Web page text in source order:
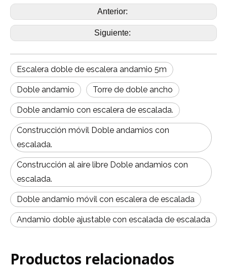
Anterior:
Siguiente:
Escalera doble de escalera andamio 5m
Doble andamio Torre de doble ancho
Doble andamio con escalera de escalada.
Construcción móvil Doble andamios con
escalada.
Construcción al aire libre Doble andamios con
escalada.
Doble andamio móvil con escalera de escalada
Andamio doble ajustable con escalada de escalada
Productos relacionados